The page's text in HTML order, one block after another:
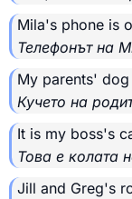
Mila's phone is
Телефонът на
My parents'
Кучето на
It is my boss's
Това е колата
Jill and Greg's